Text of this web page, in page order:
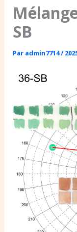
SB
Par admin7714/